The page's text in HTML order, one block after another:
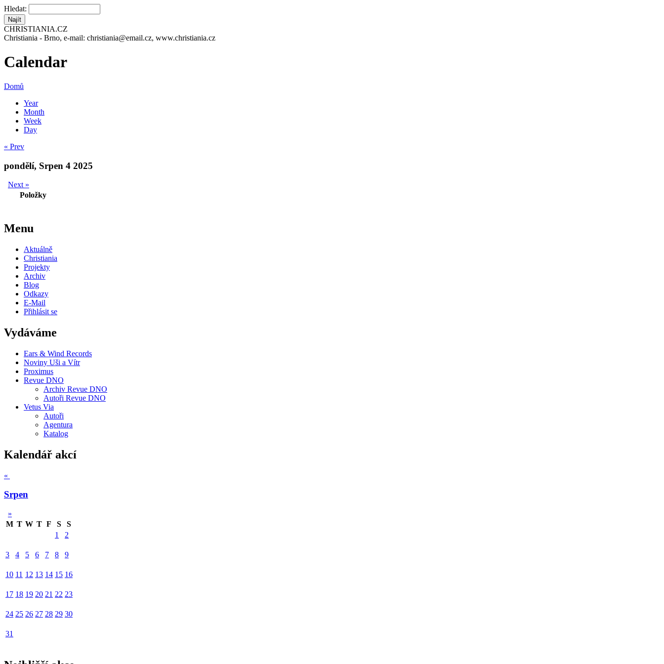
Hledat:
CHRISTIANIA.CZ
Christiania - Brno, e-mail: christiania@email.cz, www.christiania.cz
Calendar
Domů
Year
Month
Week
Day
« Prev
pondělí, Srpen 4 2025
Next »
Položky
Menu
Aktuálně
Christiania
Projekty
Archiv
Blog
Odkazy
E-Mail
Přihlásit se
Vydáváme
Ears & Wind Records
Noviny Uši a Vítr
Proximus
Revue DNO
Archiv Revue DNO
Autoři Revue DNO
Vetus Via
Autoři
Agentura
Katalog
Kalendář akcí
«
Srpen
»
M T W T F S
S
1
2
3 4 5 6 7 8 9
10 11 12 13 14 15 16
17 18 19 20 21 22 23
24 25 26 27 28 29 30
31